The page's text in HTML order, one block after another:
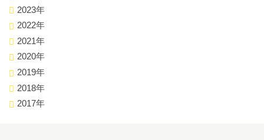
2023年
2022年
2021年
2020年
2019年
2018年
2017年